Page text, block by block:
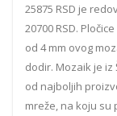
25875 RSD je
20700 RSD.
od 4 mm ovog
dodir. Mozaik je
od najboljih
mreže, na koju su